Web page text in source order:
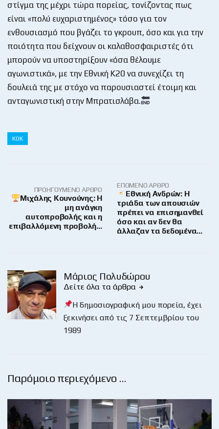
στίγμα της μέχρι τώρα πορείας, τονίζοντας πως
είναι «πολύ ευχαριστημένος» τόσο για τον
ενθουσιασμό που βγάζει το γκρουπ, όσο και για την
ποιότητα που δείχνουν οι καλαθοσφαιριστές ότι
μπορούν να υποστηρίξουν «όσα θέλουμε
αγωνιστικά», με την Εθνική Κ20 να συνεχίζει τη
δουλειά της με στόχο να παρουσιαστεί έτοιμη και
ανταγωνιστική στην Μπρατισλάβα.
ΚΟΚ
ΠΡΟΗΓΟΎΜΕΝΟ ΆΡΘΡΟ
Μιχάλης Κουνούνης: Η
μη ανάγκη
αυτοπροβολής και η
επιβαλλόμενη προβολή…
ΕΠΌΜΕΝΟ ΆΡΘΡΟ
Εθνική Ανδρών: Η
τριάδα των απουσιών
πρέπει να επισημανθεί
όσο και αν δεν θα
άλλαζαν τα δεδομένα…
Μάριος Πολυδώρου
Δείτε όλα τα άρθρα
Η δημοσιογραφική μου πορεία, έχει
ξεκινήσει από τις 7 Σεπτεμβρίου του
1989
Παρόμοιο περιεχόμενο …